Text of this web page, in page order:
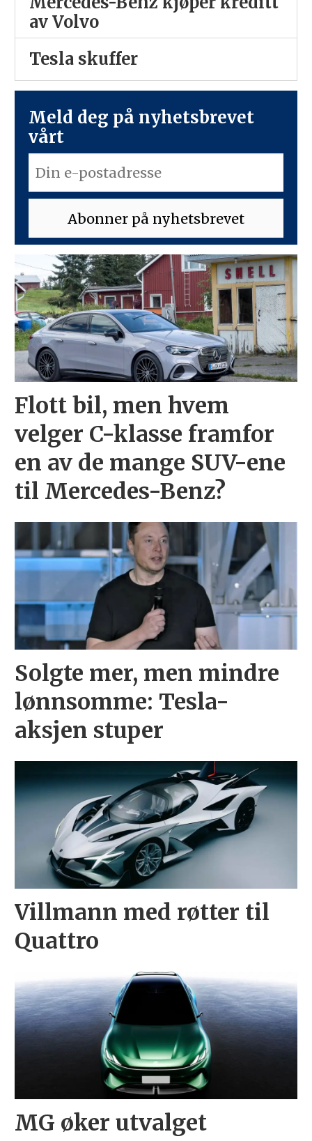
av Volvo
Tesla skuffer
Meld deg på nyhetsbrevet
vårt
Flott bil, men hvem
velger C-klasse framfor
en av de mange SUV-ene
til Mercedes-Benz?
Solgte mer, men mindre
lønnsomme: Tesla-
aksjen stuper
Villmann med røtter til
Quattro
MG øker utvalget